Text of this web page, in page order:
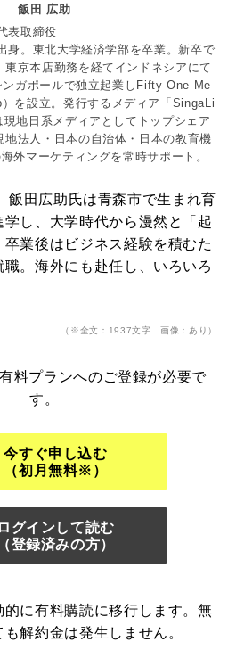
飯田 広助
表取締役
身。東北大学経済学部を卒業。新卒で
京本店勤務を経てインドネシアにて
ガポールで独立起業しFifty One Me
を設立。発行するメディア「SingaLi
地日系メディアとしてトップシェア
地法人・日本の自治体・日本の教育機
外マーケティングを常時サポート。
飯田広助氏は青森市で生まれ育
学し、大学時代から漫然と「起
業後はビジネス経験を積むた
。海外にも赴任し、いろいろ
（※全文：1937文字 画像：あり）
料プランへのご登録が必要で
す。
今すぐ申し込む
（初月無料※）
ログインして読む
（登録済みの方）
に有料購読に移行します。無
解約金は発生しません。